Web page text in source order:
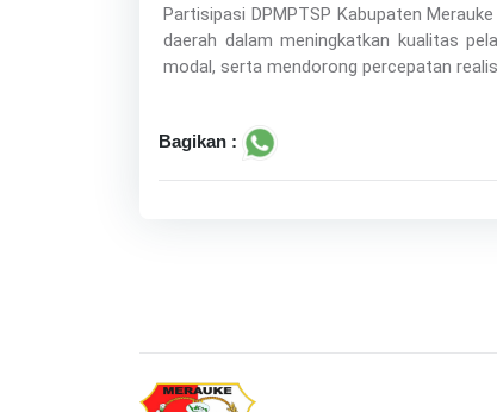
Partisipasi DPMPTSP Kabupaten
daerah dalam meningkatkan kualitas
modal, serta mendorong percepatan
Bagikan :